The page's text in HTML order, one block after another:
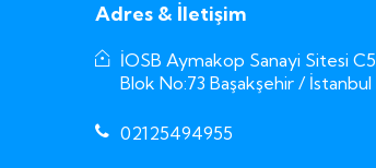
Adres & İletişim
İOSB Aymakop Sanayi Sitesi C5
Blok No:73 Başakşehir / İstanbul
02125494955